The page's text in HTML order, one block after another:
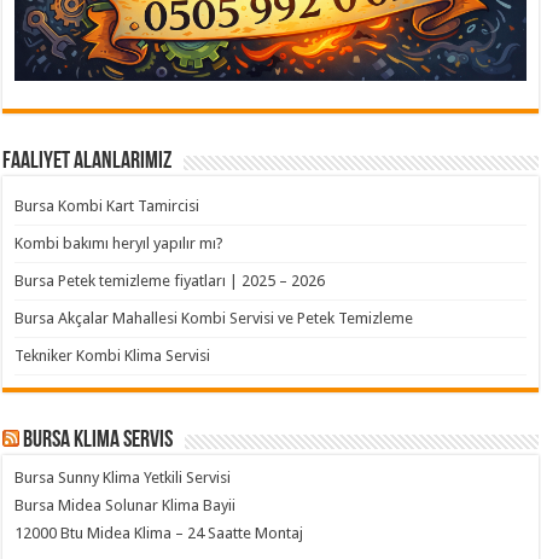
Faaliyet Alanlarımız
Bursa Kombi Kart Tamircisi
Kombi bakımı heryıl yapılır mı?
Bursa Petek temizleme fiyatları | 2025 – 2026
Bursa Akçalar Mahallesi Kombi Servisi ve Petek Temizleme
Tekniker Kombi Klima Servisi
Bursa klima servis
Bursa Sunny Klima Yetkili Servisi
Bursa Midea Solunar Klima Bayii
12000 Btu Midea Klima – 24 Saatte Montaj